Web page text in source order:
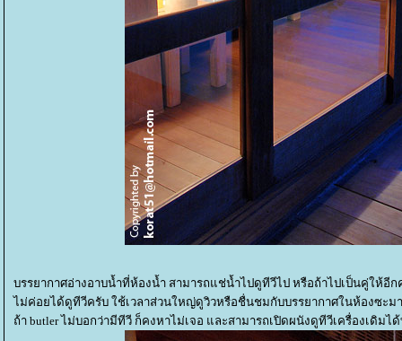
บรรยากาศอ่างอาบน้ำที่ห้องน้ำ สามารถแช่น้ำไปดูทีวีไป หรือถ้าไปเป็นคู่ให้
ไม่ค่อยได้ดูทีวีครับ ใช้เวลาส่วนใหญ่ดูวิวหรือชื่นชมกับบรรยากาศในห้องซะ
ถ้า butler ไม่บอกว่ามีทีวี ก็คงหาไม่เจอ และสามารถเปิดผนังดูทีวีเครื่องเดิม